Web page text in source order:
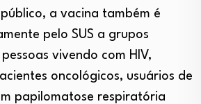
a vacina também é
pelo SUS a grupos
vivendo com HIV,
oncológicos, usuários de
papilomatose respiratória